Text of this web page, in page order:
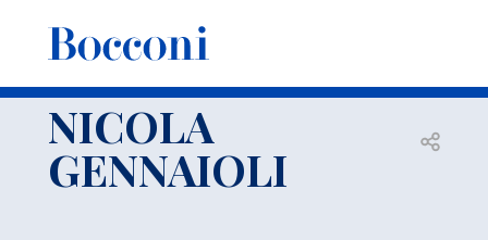
Docenti NICOLA GENNAIOLI
NICOLA
GENNAIOLI Open